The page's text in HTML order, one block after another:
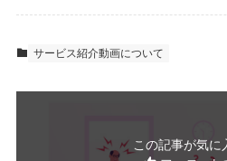
サービス紹介動画について
この記事が気に